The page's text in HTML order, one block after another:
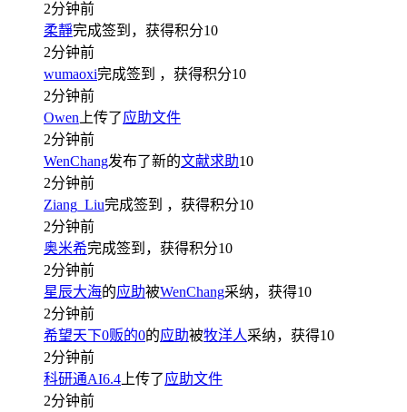
2分钟前
柔靜完成签到，获得积分10
2分钟前
wumaoxi完成签到 ，获得积分10
2分钟前
Owen 上传了应助文件
2分钟前
WenChang发布了新的文献求助10
2分钟前
Ziang_Liu完成签到 ，获得积分10
2分钟前
奥米希完成签到，获得积分10
2分钟前
星辰大海的应助被WenChang采纳，获得10
2分钟前
希望天下0贩的0的应助被牧洋人采纳，获得10
2分钟前
科研通AI6.4 上传了应助文件
2分钟前